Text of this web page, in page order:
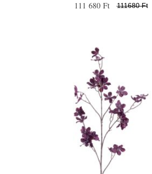
111 680 Ft 111680 Ft